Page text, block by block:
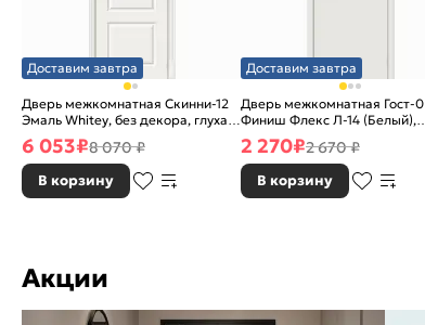
Доставим завтра
Дверь межкомнатная Скинни-12
Эмаль Whitey, без декора, глухая,
без стекла, без кромки, скиновая
6 053₽8 070 ₽
В корзину
Доставим завтра
Дверь межкомнатная Гост-0
Финиш Флекс Л-14 (Белый),
глухая, каркасно-щитовая
2 270₽2 670 ₽
В корзину
Акции